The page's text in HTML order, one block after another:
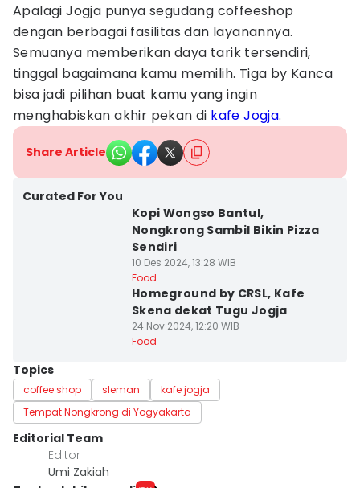
Apalagi Jogja punya segudang coffeeshop
dengan berbagai fasilitas dan layanannya.
Semuanya memberikan daya tarik tersendiri,
tinggal bagaimana kamu memilih. Tiga by Kanca
bisa jadi pilihan buat kamu yang ingin
menghabiskan akhir pekan di kafe Jogja.
Share Article
Curated For You
Kopi Wongso Bantul,
Nongkrong Sambil Bikin Pizza
Sendiri
10 Des 2024, 13:28 WIB
Food
Homeground by CRSL, Kafe
Skena dekat Tugu Jogja
24 Nov 2024, 12:20 WIB
Food
Topics
coffee shop sleman
kafe jogja
Tempat Nongkrong di Yogyakarta
Editorial Team
Editor
Umi Zakiah